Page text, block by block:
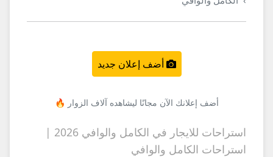
أضف إعلان جديد
أضف إعلانك الآن مجانًا ليشاهده آلاف الزوار 🔥
استراحات للايجار في الكامل والوافي 2026 |
استراحات الكامل والوافي